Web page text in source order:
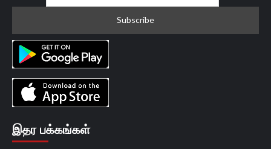
இதர பக்கங்கள்